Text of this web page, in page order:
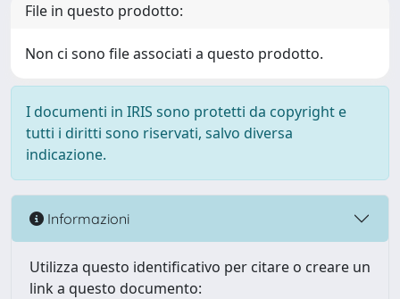
File in questo prodotto:
Non ci sono file associati a questo prodotto.
I documenti in IRIS sono protetti da copyright e
tutti i diritti sono riservati, salvo diversa
indicazione.
Informazioni
Utilizza questo identificativo per citare o creare un
link a questo documento: